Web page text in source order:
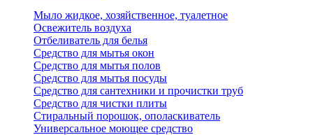
Мыло жидкое, хозяйственное, туалетное
Освежитель воздуха
Отбеливатель для белья
Средство для мытья окон
Средство для мытья полов
Средство для мытья посуды
Средство для сантехники и прочистки труб
Средство для чистки плиты
Стиральный порошок, ополаскиватель
Универсальное моющее средство